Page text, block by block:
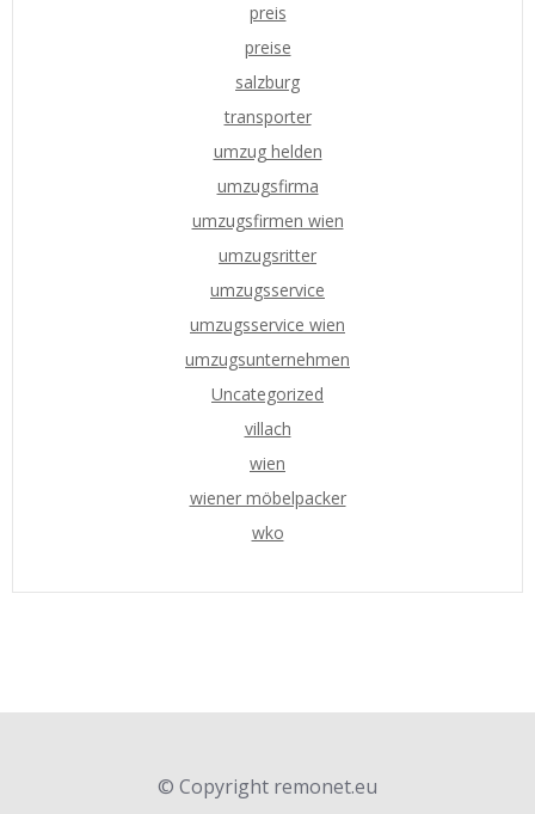
preis
preise
salzburg
transporter
umzug helden
umzugsfirma
umzugsfirmen wien
umzugsritter
umzugsservice
umzugsservice wien
umzugsunternehmen
Uncategorized
villach
wien
wiener möbelpacker
wko
© Copyright remonet.eu